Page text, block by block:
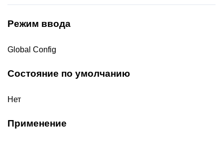
Режим ввода
Global Config
Состояние по умолчанию
Нет
Применение